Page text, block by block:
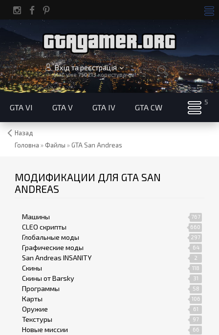
Вхід та реєстрація
Нас уже750213користувачів!
GTA VI GTA V GTA IV GTA CW
Назад
Головна »Файлы » GTA San Andreas
МОДИФИКАЦИИ ДЛЯ GTA SAN
ANDREAS
Машины 767
CLEO скрипты 660
Глобальные моды 297
Графические моды 64
San Andreas INSANITY 2
Скины 118
Скины от Barsky 31
Программы 58
Карты 106
Оружие 61
Текстуры 97
Новые миссии 66